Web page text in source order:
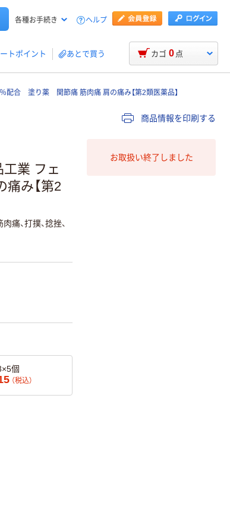
各種お手続き ヘルプ
トポイント あとで買う カゴ 0 点
配合 塗り薬 関節痛 筋肉痛 肩の痛み【第2類医薬品】
商品情報を印刷する
業 フェ
み【第2
痛、打撲、捻挫、
個
（税込）
お取扱い終了しました